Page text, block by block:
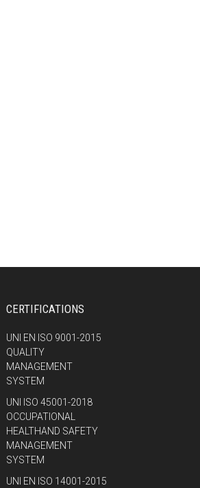
CERTIFICATIONS
UNI EN ISO 9001-2015
QUALITY
MANAGEMENT
SYSTEM
UNI ISO 45001-2018
OCCUPATIONAL
HEALTHAND SAFETY
MANAGEMENT
SYSTEM
UNI EN ISO 14001-2015